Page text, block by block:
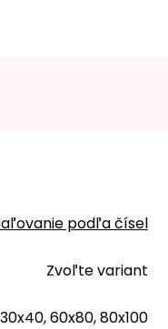
podľa čísel
Zvoľte variant
60x80, 80x100